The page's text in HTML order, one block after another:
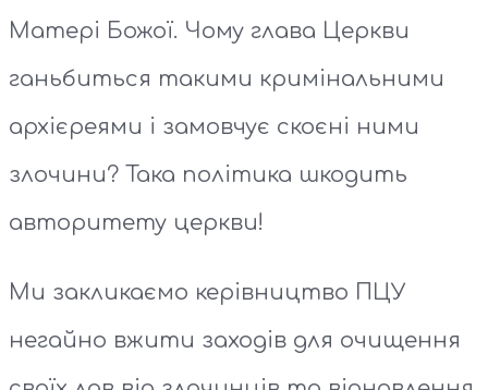
Матері Божої. Чому глава Церкви
ганьбиться такими кримінальними
архієреями і замовчує скоєні ними
злочини? Така політика шкодить
авторитету церкви!
Ми закликаємо керівництво ПЦУ
негайно вжити заходів для очищення